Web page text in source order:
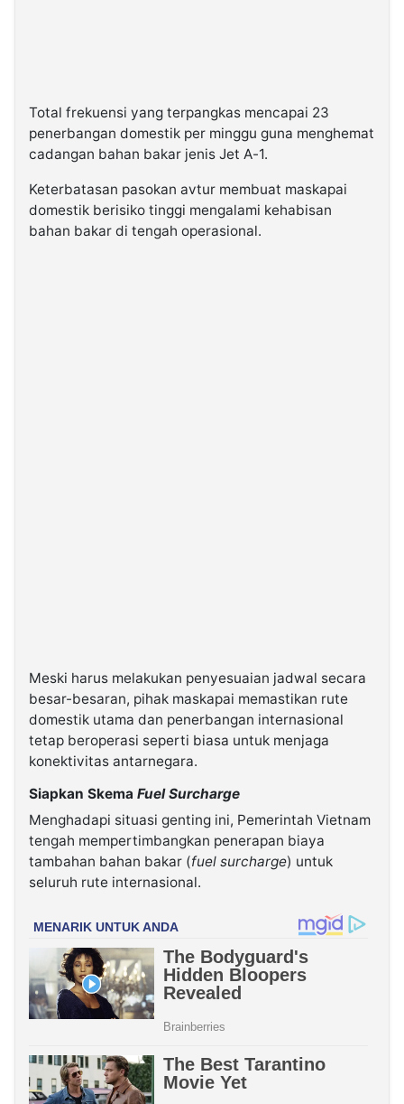
Total frekuensi yang terpangkas mencapai 23
penerbangan domestik per minggu guna menghemat
cadangan bahan bakar jenis Jet A-1.
Keterbatasan pasokan avtur membuat maskapai
domestik berisiko tinggi mengalami kehabisan
bahan bakar di tengah operasional.
Meski harus melakukan penyesuaian jadwal secara
besar-besaran, pihak maskapai memastikan rute
domestik utama dan penerbangan internasional
tetap beroperasi seperti biasa untuk menjaga
konektivitas antarnegara.
Siapkan Skema Fuel Surcharge
Menghadapi situasi genting ini, Pemerintah Vietnam
tengah mempertimbangkan penerapan biaya
tambahan bahan bakar (fuel surcharge) untuk
seluruh rute internasional.